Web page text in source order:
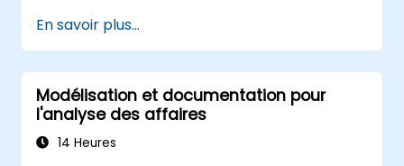
En savoir plus...
Modélisation et documentation pour
l'analyse des affaires
14 Heures